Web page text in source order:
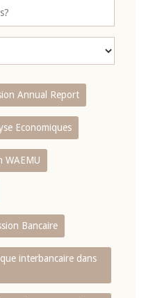
Annual Report
Economiques
WAEMU
Bancaire
interbancaire dans